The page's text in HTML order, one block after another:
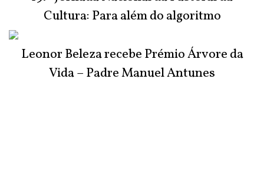
Cultura: Para além do algoritmo
Leonor Beleza recebe Prémio Árvore da
Vida – Padre Manuel Antunes